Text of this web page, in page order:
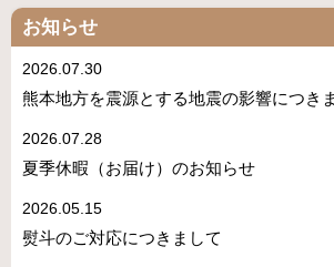
お知らせ
2026.07.30
熊本地方を震源とする地震の影響につき
2026.07.28
夏季休暇（お届け）のお知らせ
2026.05.15
熨斗のご対応につきまして